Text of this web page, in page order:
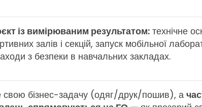
із вимірюваним результатом:технічне
залів і секцій, запуск мобільної
з безпеки в навчальних закладах.
свою бізнес-задачу (одяг/друк/пошив), а